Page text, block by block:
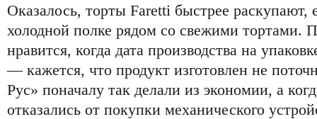
Оказалось, торты Faretti быстрее раскупают,
холодной полке рядом со свежими тортами.
нравится, когда дата производства на
— кажется, что продукт изготовлен не
Рус» поначалу так делали из экономии, а
отказались от покупки механического